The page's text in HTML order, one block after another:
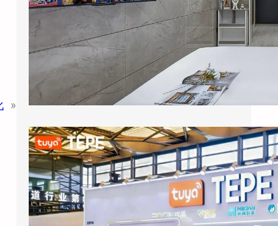
»
涂鸦智能以AI蓝牙直连方案切入酒店赛道：去中心化架构破解智能化改造三大痛点
2026上海国际酒店展期间，涂鸦智能
（NYSE：TUYA，HKEX：2391）的展区成为
E7馆人气最旺的展位之…